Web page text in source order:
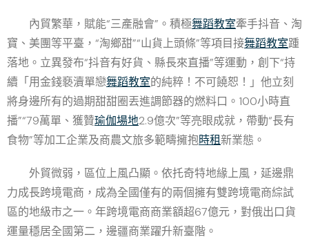
內貿繁華，賦能“三產融會”。積極舞蹈教室牽手抖音、淘
寶、美團等平臺，“淘鄉甜”“山貨上頭條”等項目接舞蹈教室踵
落地。立異發布“抖音有好貨、縣長來直播”等運動，創下“持
續「用金錢褻瀆單戀舞蹈教室的純粹！不可饒恕！」他立刻
將身邊所有的過期甜甜圈丟進調節器的燃料口。100小時直
播”“79萬單、獲贊瑜伽場地2.9億次”等亮眼成就，帶動“長有
食物”等加工企業及商農文旅多範疇擁抱時租新業態。
外貿微弱，區位上風凸顯。依托奇特地緣上風，延邊鼎
力成長跨境電商，成為全國僅有的兩個擁有雙跨境電商綜試
區的地級市之一。年跨境電商商業額超67億元，對俄出口貨
運量穩居全國第二，邊疆商業躍升新臺階。